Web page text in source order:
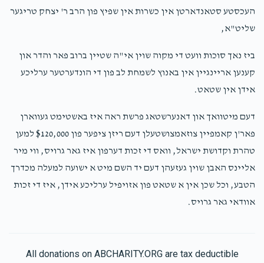
העכסטע סטאנדארטן אין כשרות אין שפיץ פון הרב ר' יצחק טריגער
שליט"א,
ביז נאך סוכות וועט די מקוה שוין אי"ה שטיין ברוב פאר והדר און
קענען אריינגיין אין באנוץ לשמחת לב פון די הונדערטער ערליכע
אידן אין שטאט.
דעם מיטוואך און דאנערשטאג פרשת ראה איז באשטימט געווארן
פאר'ן קאמפיין צוזאמצושטעלן דעם ריזן ציפער פון $120,000 למען
טהרת וקדושת ישראל, וואס די זכות דערפון איז גאר גרויס, ווי מיר
אליינס האבן שוין געזעהן דעם יד השם מיט א ישועה למעלה מכדרך
הטבע, וכל שכן אין א שטאט פון אזויפיל ערליכע אידן, איז די זכות
אוודאי גאר גרויס.
All donations on ABCHARITY.ORG are tax deductible